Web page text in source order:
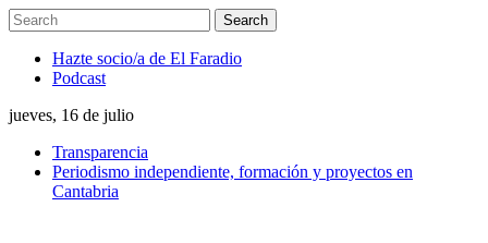
Hazte socio/a de El Faradio
Podcast
jueves, 16 de julio
Transparencia
Periodismo independiente, formación y proyectos en
Cantabria